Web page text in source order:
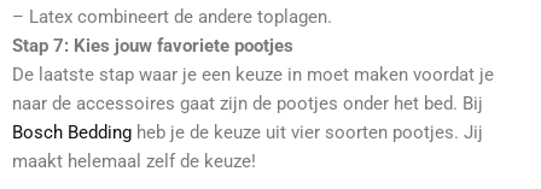
– Latex combineert de andere toplagen.
Stap 7: Kies jouw favoriete pootjes
De laatste stap waar je een keuze in moet maken voordat je
naar de accessoires gaat zijn de pootjes onder het bed. Bij
Bosch Bedding heb je de keuze uit vier soorten pootjes. Jij
maakt helemaal zelf de keuze!